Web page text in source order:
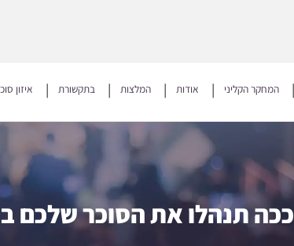
המחקר הקליני אודות המלצות בתקשורת איזון
ככה תנהלו את הסוכר שלכם